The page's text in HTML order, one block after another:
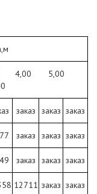
4,00 5,00
заказ заказ заказ
заказ заказ заказ
заказ заказ заказ
12711 заказ заказ